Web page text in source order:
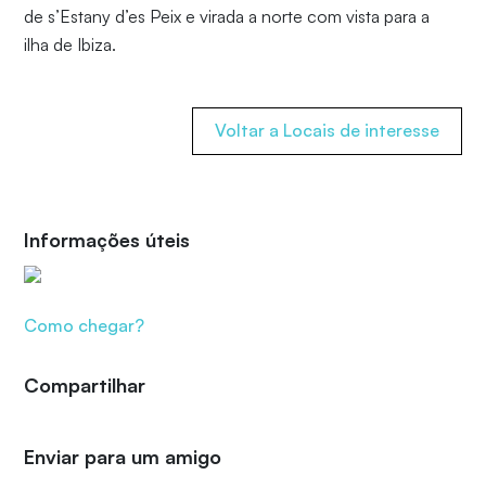
de s’Estany d’es Peix e virada a norte com vista para a
ilha de Ibiza.
Voltar a Locais de interesse
Informações úteis
Como chegar?
Compartilhar
Enviar para um amigo